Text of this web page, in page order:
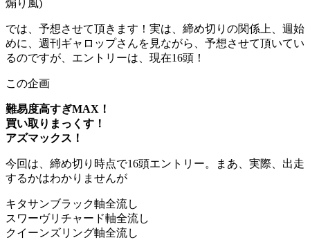
煽り風)
では、予想させて頂きます！実は、締め切りの関係上、週始
めに、週刊ギャロップさんを見ながら、予想させて頂いてい
るのですが、エントリーは、現在16頭！
この企画
難易度高すぎMAX！
買い取りまっくす！
アズマックス！
今回は、締め切り時点で16頭エントリー。まあ、実際、出走
するかはわかりませんが
キタサンブラック軸全流し
スワーヴリチャード軸全流し
クイーンズリング軸全流し